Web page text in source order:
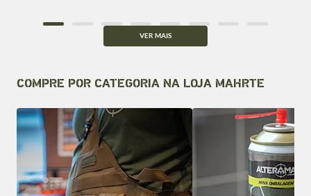
VER MAIS
COMPRE POR CATEGORIA NA LOJA MAHRTE